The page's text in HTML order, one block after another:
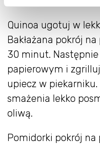
Quinoa ugotuj w
Bakłażana pokrój
30 minut.
papierowym i
upiecz w
smażenia lekko
oliwą.
Pomidorki pokrój na